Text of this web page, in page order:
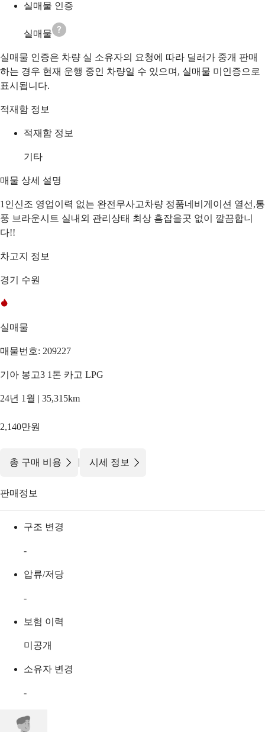
실매물 인증
실매물
실매물 인증은 차량 실 소유자의 요청에 따라 딜러가 중개 판매
하는 경우 현재 운행 중인 차량일 수 있으며, 실매물 미인증으로
표시됩니다.
적재함 정보
적재함 정보
기타
매물 상세 설명
1인신조 영업이력 없는 완전무사고차량 정품네비게이션 열선,통
풍 브라운시트 실내외 관리상태 최상 흠잡을곳 없이 깔끔합니
다!!
차고지 정보
경기 수원
실매물
매물번호: 209227
기아 봉고3 1톤 카고 LPG
24년 1월 | 35,315km
2,140만원
총 구매 비용 | 시세 정보
판매정보
구조 변경
-
압류/저당
-
보험 이력
미공개
소유자 변경
-